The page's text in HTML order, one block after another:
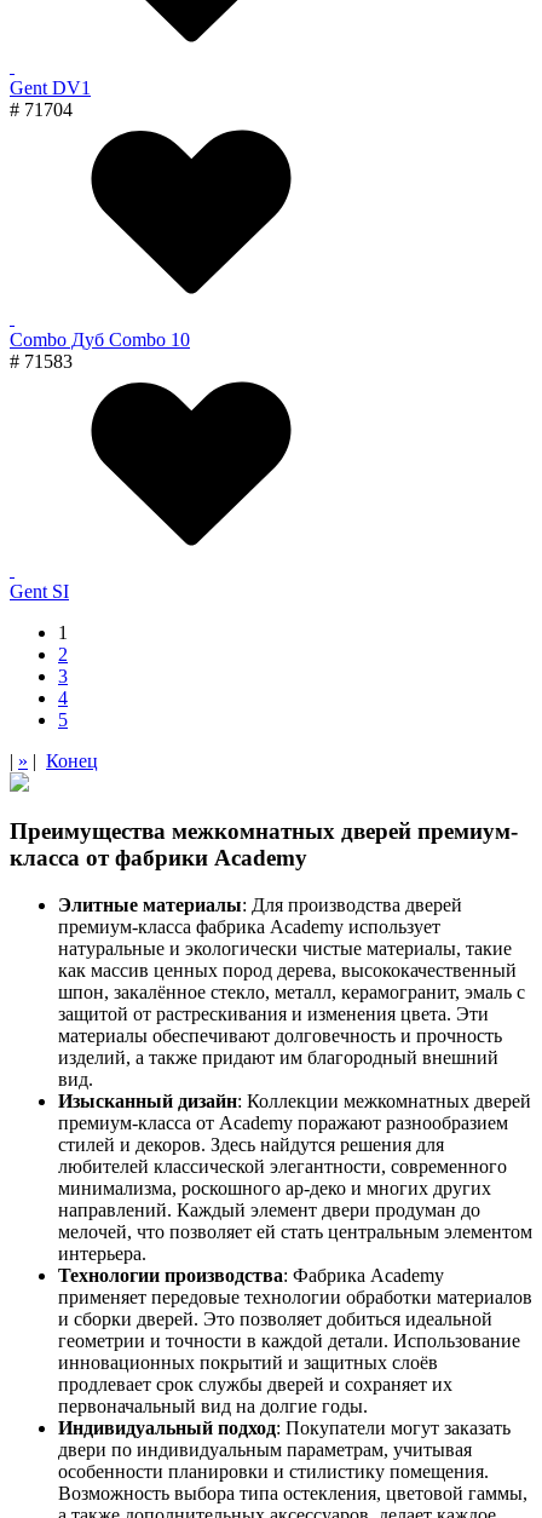
Gent DV1
# 71704
Combo Дуб Combo 10
# 71583
Gent SI
1
2
3
4
5
| » | Конец
Преимущества межкомнатных дверей премиум-
класса от фабрики Academy
Элитные материалы: Для производства дверей
премиум-класса фабрика Academy использует
натуральные и экологически чистые материалы, такие
как массив ценных пород дерева, высококачественный
шпон, закалённое стекло, металл, керамогранит, эмаль с
защитой от растрескивания и изменения цвета. Эти
материалы обеспечивают долговечность и прочность
изделий, а также придают им благородный внешний
вид.
Изысканный дизайн: Коллекции межкомнатных дверей
премиум-класса от Academy поражают разнообразием
стилей и декоров. Здесь найдутся решения для
любителей классической элегантности, современного
минимализма, роскошного ар-деко и многих других
направлений. Каждый элемент двери продуман до
мелочей, что позволяет ей стать центральным элементом
интерьера.
Технологии производства: Фабрика Academy
применяет передовые технологии обработки материалов
и сборки дверей. Это позволяет добиться идеальной
геометрии и точности в каждой детали. Использование
инновационных покрытий и защитных слоёв
продлевает срок службы дверей и сохраняет их
первоначальный вид на долгие годы.
Индивидуальный подход: Покупатели могут заказать
двери по индивидуальным параметрам, учитывая
особенности планировки и стилистику помещения.
Возможность выбора типа остекления, цветовой гаммы,